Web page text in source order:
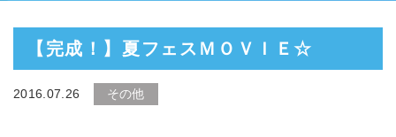
【完成！】夏フェスＭＯＶＩＥ☆
2016.07.26 その他